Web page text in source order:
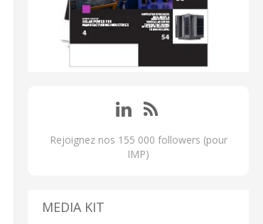
Rejoignez nos 155 000 followers (pour
IMP)
MEDIA KIT